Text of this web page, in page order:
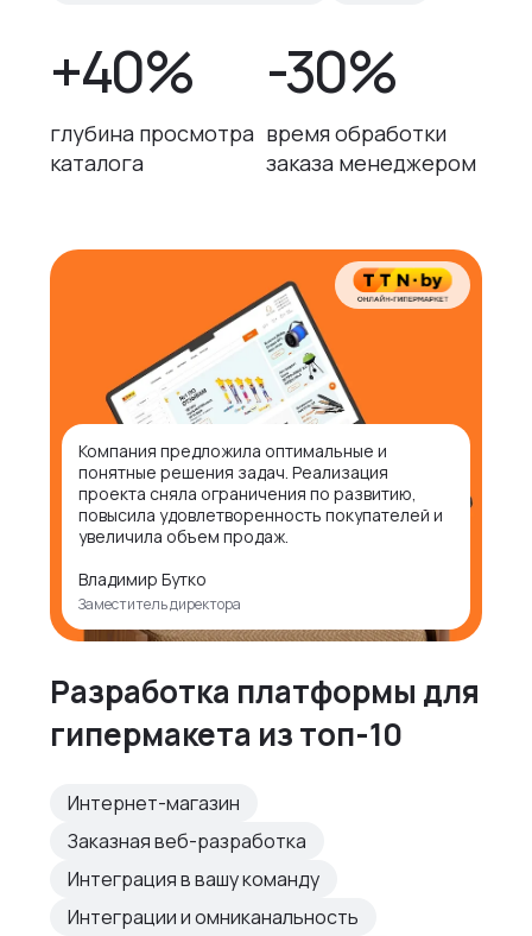
+40%
глубина просмотра
каталога
-30%
время обработки
заказа менеджером
Компания предложила оптимальные и
понятные решения задач. Реализация
проекта сняла ограничения по развитию,
повысила удовлетворенность покупателей и
увеличила объем продаж.
Владимир Бутко
Заместитель директора
Разработка платформы для
гипермакета из топ-10
Интернет-магазин
Заказная веб-разработка
Интеграция в вашу команду
Интеграции и омниканальность